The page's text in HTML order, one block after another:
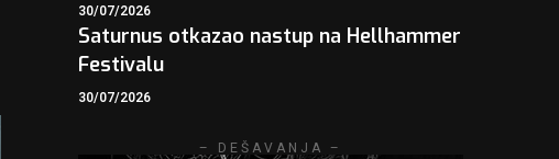
30/07/2026
Saturnus otkazao nastup na Hellhammer
Festivalu
30/07/2026
– DEŠAVANJA –